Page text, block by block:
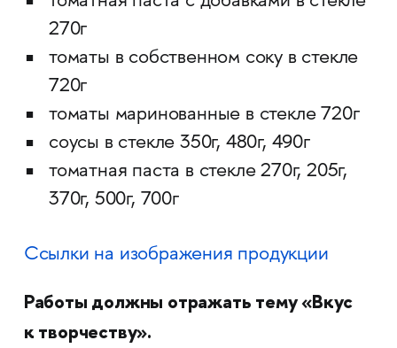
270г
томаты в собственном соку в стекле
720г
томаты маринованные в стекле 720г
соусы в стекле 350г, 480г, 490г
томатная паста в стекле 270г, 205г,
370г, 500г, 700г
Ссылки на изображения продукции
Работы должны отражать тему «Вкус
к творчеству».